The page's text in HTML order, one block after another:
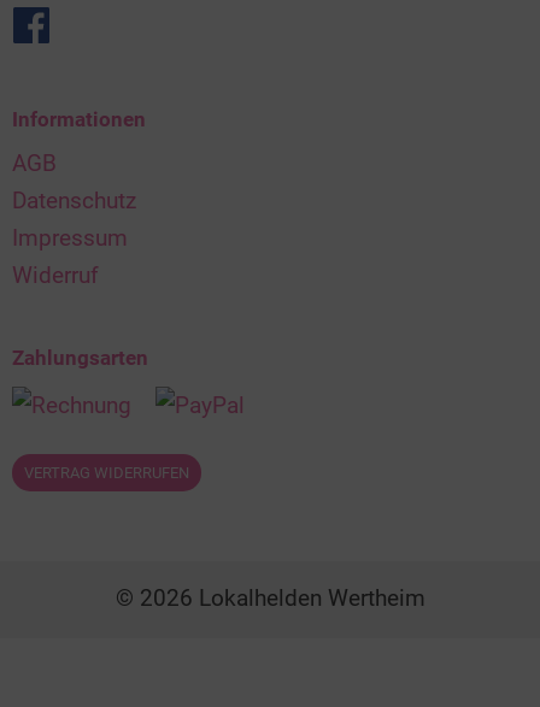
Informationen
AGB
Datenschutz
Impressum
Widerruf
Zahlungsarten
VERTRAG WIDERRUFEN
© 2026 Lokalhelden Wertheim